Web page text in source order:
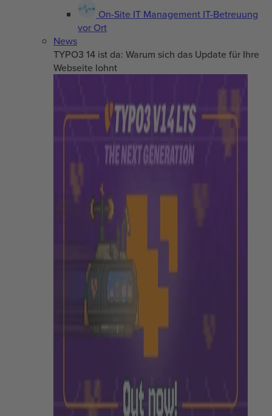
On-Site IT Management IT-Betreuung
vor Ort
News
TYPO3 14 ist da: Warum sich das Update für Ihre
Webseite lohnt